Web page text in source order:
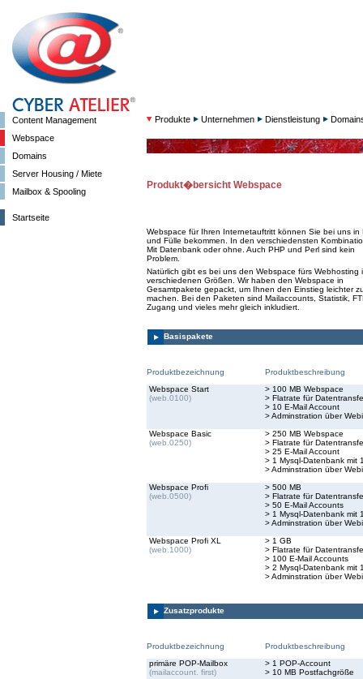
Content Management
Webspace
Domains
Server Housing / Miete
Mailbox & Spooling
Startseite
Produkte Unternehmen Dienstleistung
Produkt�bersicht Webspace
Webspace für Ihren Internetauftritt können Sie bei uns in
und Fülle bekommen. In den verschiedensten
Mit Datenbank oder ohne. Auch PHP und Perl sind kein
Problem.
Natürlich gibt es bei uns den Webspace fürs Webhosting
verschiedenen Größen. Wir haben den Webspace in
Gesamtpakete gepackt, um Ihnen den Einstieg leichter
machen. Bei den Paketen sind Mailaccounts, Statistik,
Zugang und vieles mehr gleich inkludiert.
Basispakete
Produktbezeichnung
Produktbeschreibung
Webspace Start
(web.0100)
> 100 MB Webspace
> Flatrate für
> 10 E-Mail Account
> Adminstration über
Webspace Basic
(web.0250)
> 250 MB Webspace
> Flatrate für
> 25 E-Mail Account
> 1 Mysql-Datenbank mit
> Adminstration über
Webspace Profi
(web.0500)
> 500 MB
> Flatrate für
> 50 E-Mail Accounts
> 1 Mysql-Datenbank mit
> Adminstration über
Webspace Profi XL
(web.1000)
> 1 GB
> Flatrate für
> 100 E-Mail Accounts
> 2 Mysql-Datenbank mit
> Adminstration über
Zusatzprodukte
Produktbezeichnung
Produktbeschreibung
primäre POP-Mailbox
(mailaccount. first)
> 1 POP-Account
> 10 MB Postfachgröße